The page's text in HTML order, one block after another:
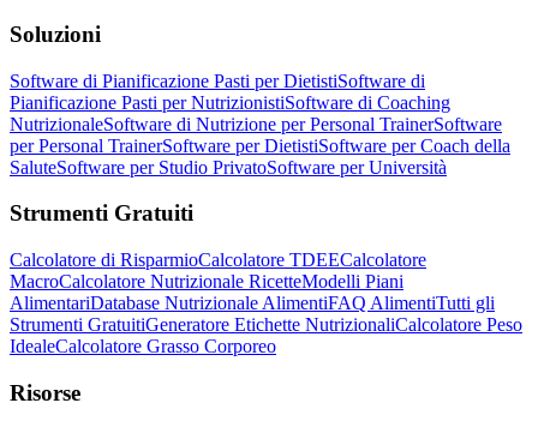
Soluzioni
Software di Pianificazione Pasti per DietistiSoftware di
Pianificazione Pasti per NutrizionistiSoftware di Coaching
NutrizionaleSoftware di Nutrizione per Personal TrainerSoftware
per Personal TrainerSoftware per DietistiSoftware per Coach della
SaluteSoftware per Studio PrivatoSoftware per Università
Strumenti Gratuiti
Calcolatore di RisparmioCalcolatore TDEECalcolatore
MacroCalcolatore Nutrizionale RicetteModelli Piani
AlimentariDatabase Nutrizionale AlimentiFAQ AlimentiTutti gli
Strumenti GratuitiGeneratore Etichette NutrizionaliCalcolatore Peso
IdealeCalcolatore Grasso Corporeo
Risorse